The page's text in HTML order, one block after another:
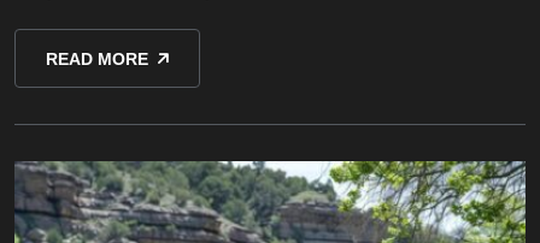
READ MORE